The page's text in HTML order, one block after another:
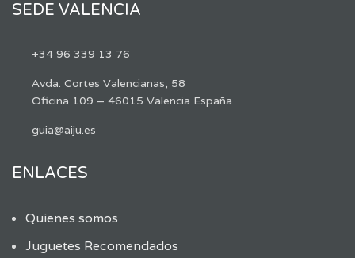
SEDE VALENCIA
+34 96 339 13 76
Avda. Cortes Valencianas, 58
Oficina 109 – 46015 Valencia España
guia@aiju.es
ENLACES
Quienes somos
Juguetes Recomendados